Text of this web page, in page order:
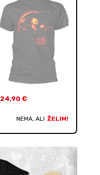
24,90 €
NEMA, ALI ŽELIM!